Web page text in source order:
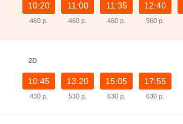
10:20
460 р.
11:00
460 р.
11:35
460 р.
12:40
560 р.
2D
10:45
430 р.
13:20
530 р.
15:05
630 р.
17:55
630 р.